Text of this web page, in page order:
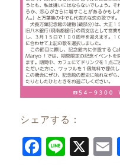
シェアする：
Line
X